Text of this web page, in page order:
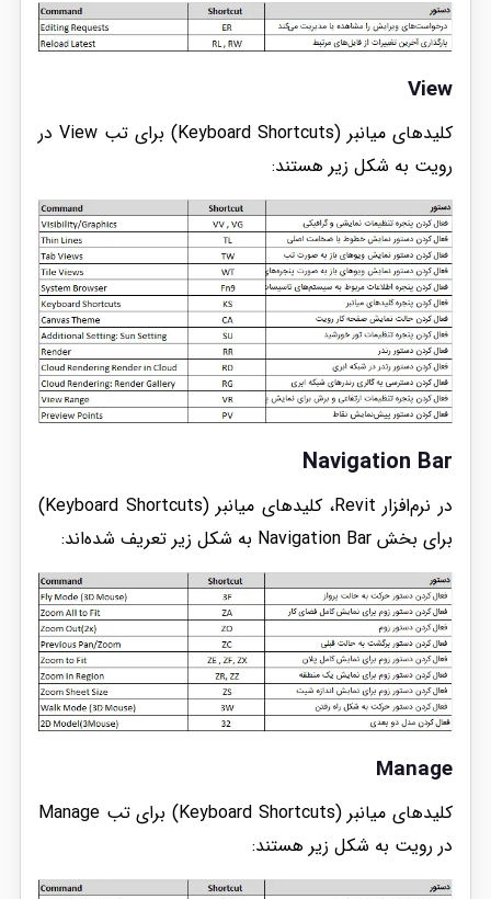
View
کلیدهای میانبر (Keyboard Shortcuts) برای تب View در
رویت به شکل زیر هستند:
Navigation Bar
در نرم‌افزار Revit، کلیدهای میانبر (Keyboard Shortcuts)
برای بخش Navigation Bar به شکل زیر تعریف شده‌اند:
Manage
کلیدهای میانبر (Keyboard Shortcuts) برای تب Manage
در رویت به شکل زیر هستند: